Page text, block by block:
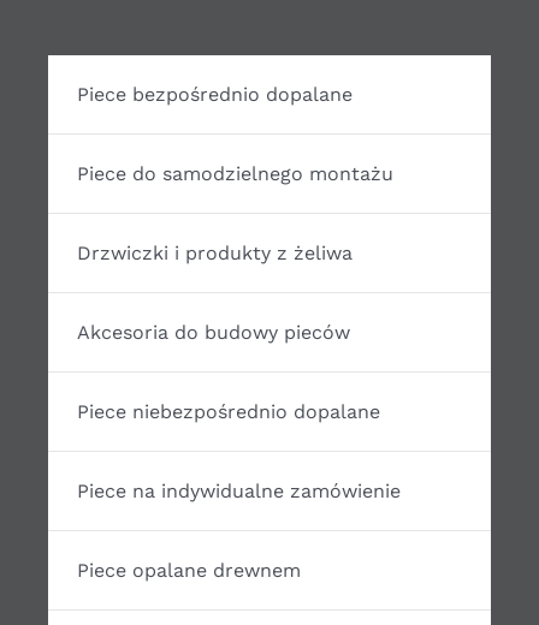
Piece bezpośrednio dopalane
Piece do samodzielnego montażu
Drzwiczki i produkty z żeliwa
Akcesoria do budowy pieców
Piece niebezpośrednio dopalane
Piece na indywidualne zamówienie
Piece opalane drewnem